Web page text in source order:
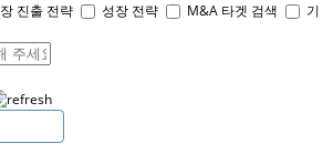
진출 전략 성장 전략 M&A 타겟 검색
기